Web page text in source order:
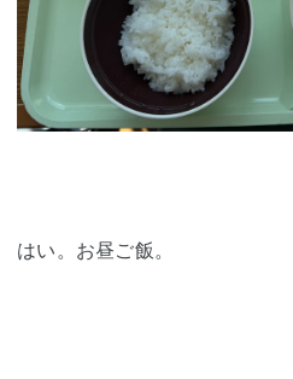
はい。お昼ご飯。